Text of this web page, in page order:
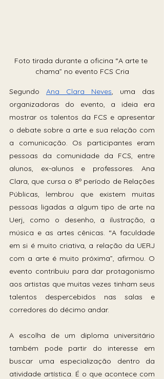
Foto tirada durante a oficina “A arte te
chama” no evento FCS Cria
Segundo Ana Clara Neves, uma das
organizadoras do evento, a ideia era
mostrar os talentos da FCS e apresentar
o debate sobre a arte e sua relação com
a comunicação. Os participantes eram
pessoas da comunidade da FCS, entre
alunos, ex-alunos e professores. Ana
Clara, que cursa o 8º período de Relações
Públicas, lembrou que existem muitas
pessoas ligadas a algum tipo de arte na
Uerj, como o desenho, a ilustração, a
música e as artes cênicas. “A faculdade
em si é muito criativa, a relação da UERJ
com a arte é muito próxima”, afirmou. O
evento contribuiu para dar protagonismo
aos artistas que muitas vezes tinham seus
talentos despercebidos nas salas e
corredores do décimo andar.
A escolha de um diploma universitário
também pode partir do interesse em
buscar uma especialização dentro da